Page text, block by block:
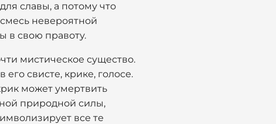
славы, а потому что
невероятной
в свою правоту.
мистическое существо.
свисте, крике, голосе.
может умертвить
природной силы,
все те